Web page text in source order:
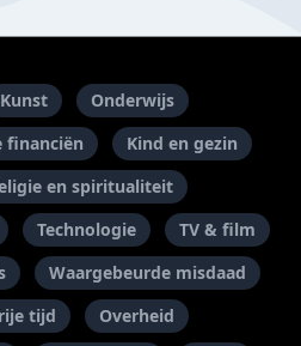
Kunst
Onderwijs
financiën
Kind en gezin
en spiritualiteit
Technologie
TV & film
Waargebeurde misdaad
tijd Overheid